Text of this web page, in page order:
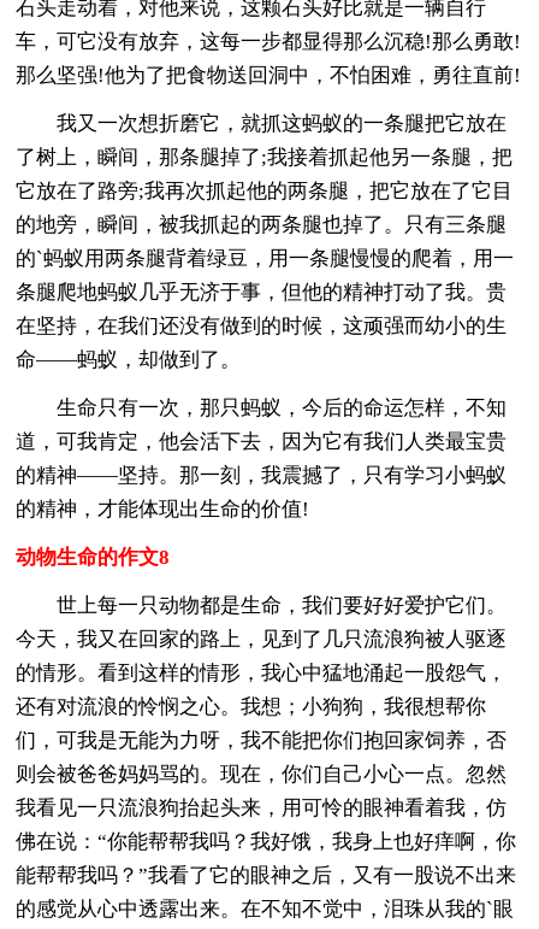
石头走动着，对他来说，这颗石头好比就是一辆自行
车，可它没有放弃，这每一步都显得那么沉稳!那么勇敢!
那么坚强!他为了把食物送回洞中，不怕困难，勇往直前!
我又一次想折磨它，就抓这蚂蚁的一条腿把它放在
了树上，瞬间，那条腿掉了;我接着抓起他另一条腿，把
它放在了路旁;我再次抓起他的两条腿，把它放在了它目
的地旁，瞬间，被我抓起的两条腿也掉了。只有三条腿
的`蚂蚁用两条腿背着绿豆，用一条腿慢慢的爬着，用一
条腿爬地蚂蚁几乎无济于事，但他的精神打动了我。贵
在坚持，在我们还没有做到的时候，这顽强而幼小的生
命——蚂蚁，却做到了。
生命只有一次，那只蚂蚁，今后的命运怎样，不知
道，可我肯定，他会活下去，因为它有我们人类最宝贵
的精神——坚持。那一刻，我震撼了，只有学习小蚂蚁
的精神，才能体现出生命的价值!
动物生命的作文8
世上每一只动物都是生命，我们要好好爱护它们。
今天，我又在回家的路上，见到了几只流浪狗被人驱逐
的情形。看到这样的情形，我心中猛地涌起一股怨气，
还有对流浪的怜悯之心。我想；小狗狗，我很想帮你
们，可我是无能为力呀，我不能把你们抱回家饲养，否
则会被爸爸妈妈骂的。现在，你们自己小心一点。忽然
我看见一只流浪狗抬起头来，用可怜的眼神看着我，仿
佛在说：“你能帮帮我吗？我好饿，我身上也好痒啊，你
能帮帮我吗？”我看了它的眼神之后，又有一股说不出来
的感觉从心中透露出来。在不知不觉中，泪珠从我的`眼